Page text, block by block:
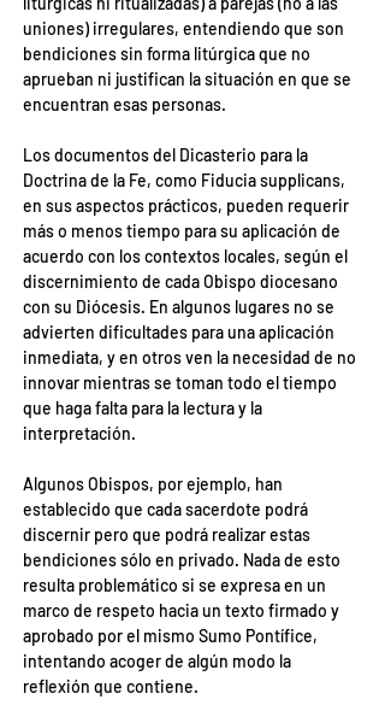
uniones) irregulares, entendiendo que son
bendiciones sin forma litúrgica que no
aprueban ni justifican la situación en que se
encuentran esas personas.
Los documentos del Dicasterio para la
Doctrina de la Fe, como Fiducia supplicans,
en sus aspectos prácticos, pueden requerir
más o menos tiempo para su aplicación de
acuerdo con los contextos locales, según el
discernimiento de cada Obispo diocesano
con su Diócesis. En algunos lugares no se
advierten dificultades para una aplicación
inmediata, y en otros ven la necesidad de no
innovar mientras se toman todo el tiempo
que haga falta para la lectura y la
interpretación.
Algunos Obispos, por ejemplo, han
establecido que cada sacerdote podrá
discernir pero que podrá realizar estas
bendiciones sólo en privado. Nada de esto
resulta problemático si se expresa en un
marco de respeto hacia un texto firmado y
aprobado por el mismo Sumo Pontífice,
intentando acoger de algún modo la
reflexión que contiene.